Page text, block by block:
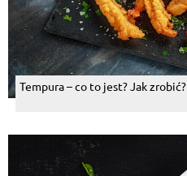
Tempura – co to jest? Jak zrobić?